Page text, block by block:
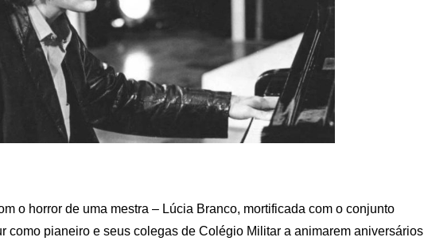
o horror de uma mestra – Lúcia Branco, mortificada com o conjunto
como pianeiro e seus colegas de Colégio Militar a animarem aniversários